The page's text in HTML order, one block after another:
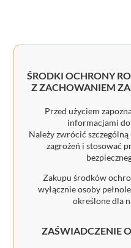
ŚRODKI OCHRONY
Z ZACHOWANIEM
Przed użyciem
informacjami
Należy zwrócić
zagrożeń i stosować
Zakupu środków
wyłącznie osoby
określone dla
ZAŚWIADCZENIE